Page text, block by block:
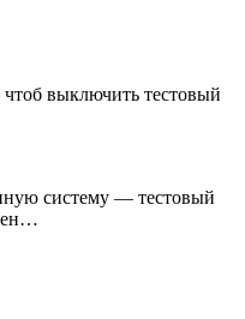
выключить тестовый
систему — тестовый